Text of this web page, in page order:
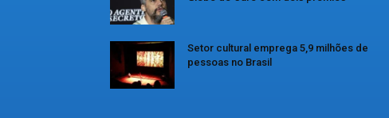
Setor cultural emprega 5,9 milhões de
pessoas no Brasil